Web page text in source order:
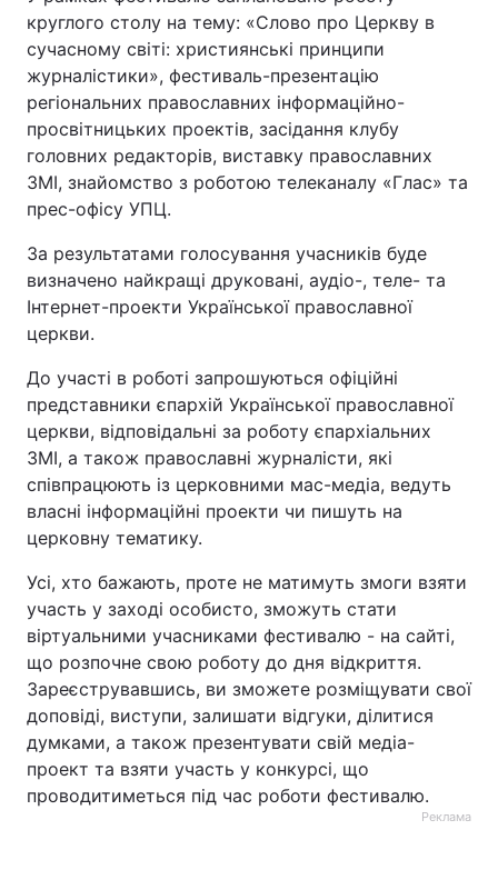
Лонгріди
Відео з Youtube Статті
Інтерв'ю Думки
Архів
Контакти
Послуги
Тема оформлення
круглого столу на тему: «Слово про Церкву в
сучасному світі: християнські принципи
журналістики», фестиваль-презентацію
регіональних православних інформаційно-
просвітницьких проектів, засідання клубу
головних редакторів, виставку православних
ЗМІ, знайомство з роботою телеканалу «Глас» та
прес-офісу УПЦ.
За результатами голосування учасників буде
визначено найкращі друковані, аудіо-, теле- та
Інтернет-проекти Української православної
церкви.
До участі в роботі запрошуються офіційні
представники єпархій Української православної
церкви, відповідальні за роботу єпархіальних
ЗМІ, а також православні журналісти, які
співпрацюють із церковними мас-медіа, ведуть
власні інформаційні проекти чи пишуть на
церковну тематику.
Усі, хто бажають, проте не матимуть змоги взяти
участь у заході особисто, зможуть стати
віртуальними учасниками фестивалю - на сайті,
що розпочне свою роботу до дня відкриття.
Зареєструвавшись, ви зможете розміщувати свої
доповіді, виступи, залишати відгуки, ділитися
думками, а також презентувати свій медіа-
проект та взяти участь у конкурсі, що
проводитиметься під час роботи фестивалю.
Реклама